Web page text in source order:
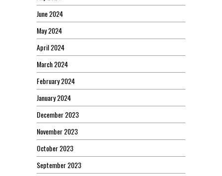
June 2024
May 2024
April 2024
March 2024
February 2024
January 2024
December 2023
November 2023
October 2023
September 2023